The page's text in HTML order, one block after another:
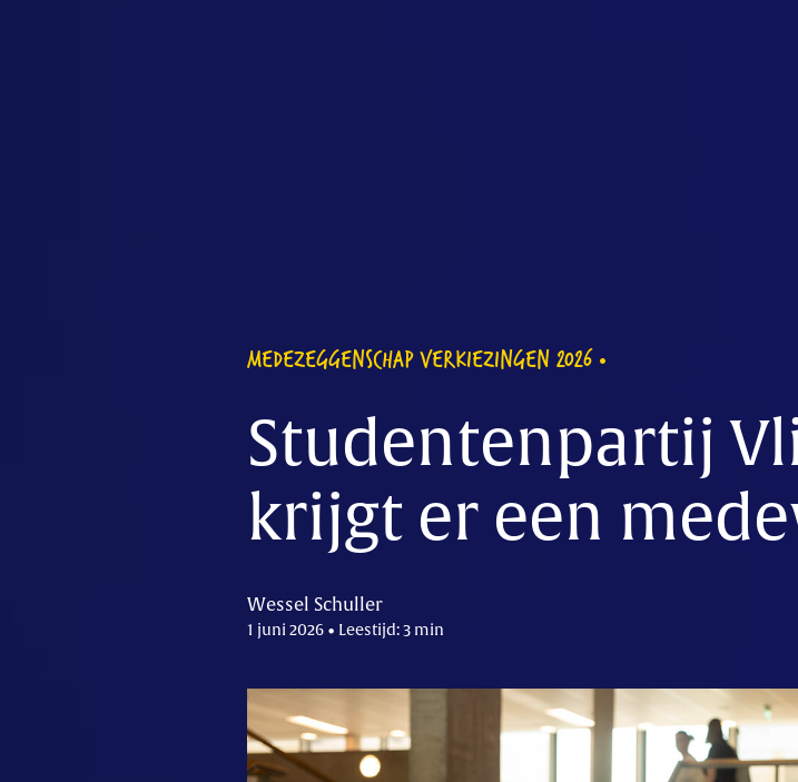
MEDEZEGGENSCHAP VERKIEZINGEN 2026
Studentenpartij
krijgt er een
Wessel Schuller
1 juni 2026 • Leestijd: 3 min